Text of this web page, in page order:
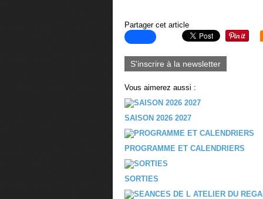
Partager cet article
S'inscrire à la newsletter
Vous aimerez aussi :
SAISON 2026 2027
PROGRAMME ET CALENDRIERS
SORTIES